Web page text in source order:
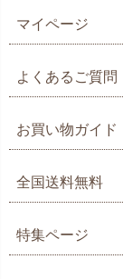
マイページ
よくあるご質問
お買い物ガイド
全国送料無料
特集ページ